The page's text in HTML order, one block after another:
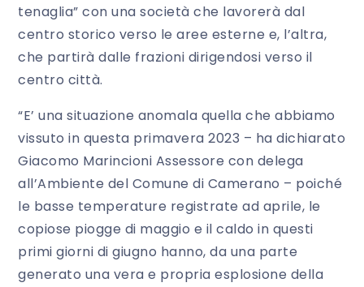
tenaglia” con una società che lavorerà dal
centro storico verso le aree esterne e, l’altra,
che partirà dalle frazioni dirigendosi verso il
centro città.
“E’ una situazione anomala quella che abbiamo
vissuto in questa primavera 2023 – ha dichiarato
Giacomo Marincioni Assessore con delega
all’Ambiente del Comune di Camerano – poiché
le basse temperature registrate ad aprile, le
copiose piogge di maggio e il caldo in questi
primi giorni di giugno hanno, da una parte
generato una vera e propria esplosione della